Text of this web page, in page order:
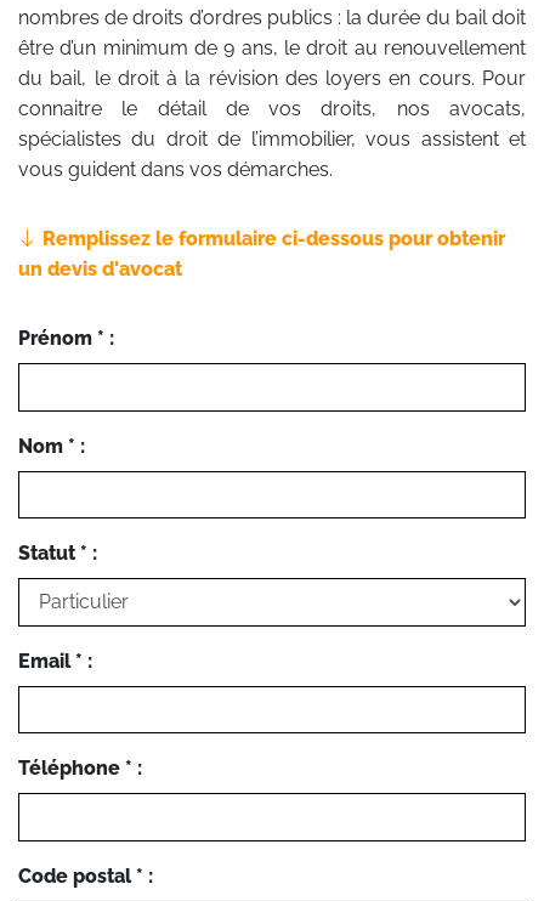
nombres de droits d’ordres publics : la durée du bail doit
être d’un minimum de 9 ans, le droit au renouvellement
du bail, le droit à la révision des loyers en cours. Pour
connaitre le détail de vos droits, nos avocats,
spécialistes du droit de l’immobilier, vous assistent et
vous guident dans vos démarches.
Remplissez le formulaire ci-dessous pour obtenir
un devis d'avocat
Prénom * :
Nom * :
Statut * :
Email * :
Téléphone * :
Code postal * :